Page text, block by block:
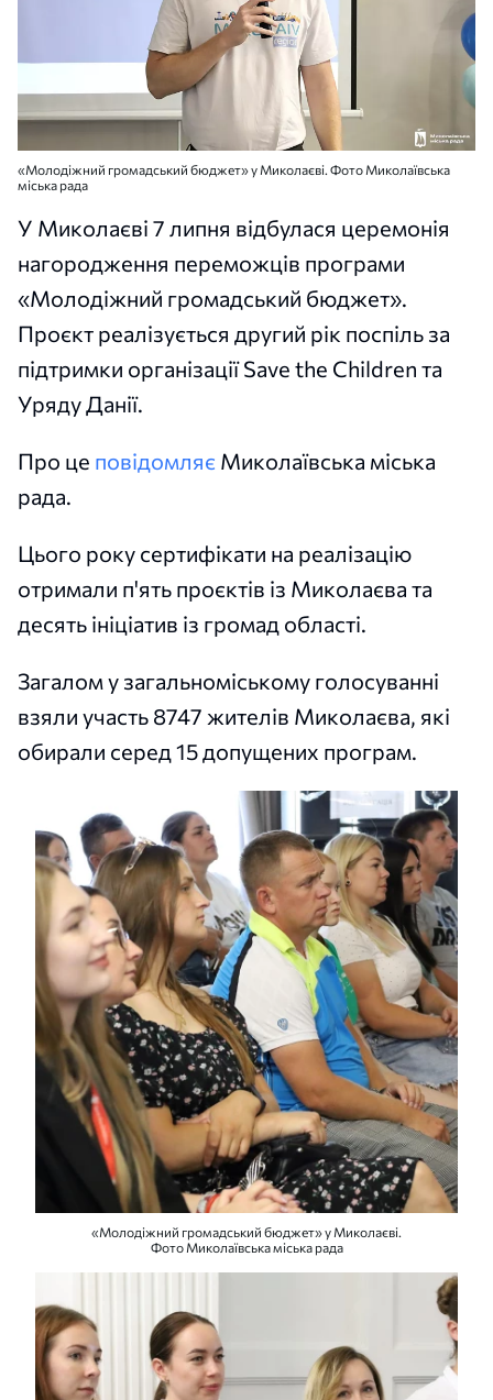
«Молодіжний громадський бюджет» у Миколаєві. Фото Миколаївська
міська рада
У Миколаєві 7 липня відбулася церемонія
нагородження переможців програми
«Молодіжний громадський бюджет».
Проєкт реалізується другий рік поспіль за
підтримки організації Save the Children та
Уряду Данії.
Про це повідомляє Миколаївська міська
рада.
Цього року сертифікати на реалізацію
отримали п'ять проєктів із Миколаєва та
десять ініціатив із громад області.
Загалом у загальноміському голосуванні
взяли участь 8747 жителів Миколаєва, які
обирали серед 15 допущених програм.
«Молодіжний громадський бюджет» у Миколаєві.
Фото Миколаївська міська рада